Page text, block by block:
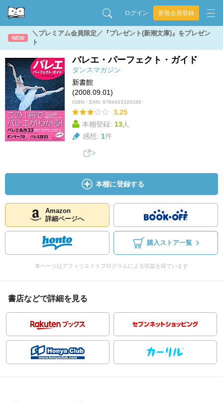
ログイン 新規会員登録
NEW
＼プレミアム会員限定／『プレゼント(新潮文庫)』をプレゼン
ト
バレエ・パーフェクト・ガイド
ダンスマガジン
新書館
(2008.09.01)
ISBN・EAN: 9784403320286
3.25
本棚登録: 13人
感想: 1件
本棚に登録する
Amazon
詳細ページへ
購入ストア一覧
本ページはアフィリエイトプログラムによる収益を得ています
書店などで詳細を見る